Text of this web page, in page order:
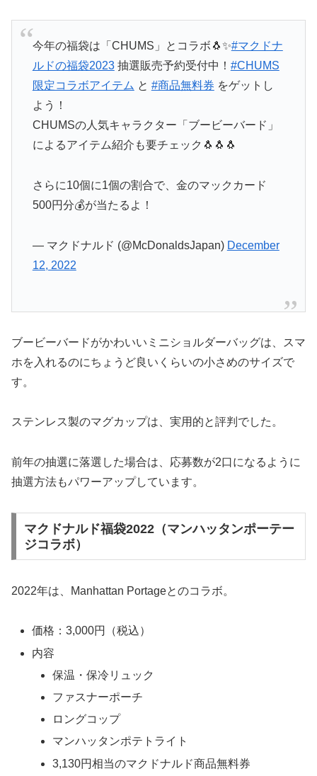
今年の福袋は「CHUMS」とコラボ🐧✨#マクドナ
ルドの福袋2023抽選販売予約受付中！ #CHUMS
限定コラボアイテム と #商品無料券 をゲットし
よう！
CHUMSの人気キャラクター「ブービーバード」
によるアイテム紹介も要チェック🐧🐧🐧
さらに10個に1個の割合で、金のマックカード
500円分💰が当たるよ！
— マクドナルド (@McDonaldsJapan) December
12, 2022
ブービーバードがかわいいミニショルダーバッグは、スマ
ホを入れるのにちょうど良いくらいの小さめのサイズで
す。
ステンレス製のマグカップは、実用的と評判でした。
前年の抽選に落選した場合は、応募数が2口になるように
抽選方法もパワーアップしています。
マクドナルド福袋2022（マンハッタンポーテー
ジコラボ）
2022年は、Manhattan Portageとのコラボ。
価格：3,000円（税込）
内容
保温・保冷リュック
ファスナーポーチ
ロングコップ
マンハッタンポテトライト
3,130円相当のマクドナルド商品無料券